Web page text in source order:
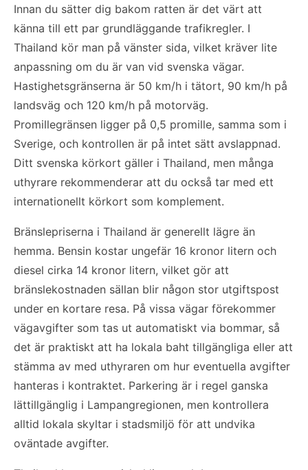
Innan du sätter dig bakom ratten är det värt att
känna till ett par grundläggande trafikregler. I
Thailand kör man på vänster sida, vilket kräver lite
anpassning om du är van vid svenska vägar.
Hastighetsgränserna är 50 km/h i tätort, 90 km/h på
landsväg och 120 km/h på motorväg.
Promillegränsen ligger på 0,5 promille, samma som i
Sverige, och kontrollen är på intet sätt avslappnad.
Ditt svenska körkort gäller i Thailand, men många
uthyrare rekommenderar att du också tar med ett
internationellt körkort som komplement.
Bränslepriserna i Thailand är generellt lägre än
hemma. Bensin kostar ungefär 16 kronor litern och
diesel cirka 14 kronor litern, vilket gör att
bränslekostnaden sällan blir någon stor utgiftspost
under en kortare resa. På vissa vägar förekommer
vägavgifter som tas ut automatiskt via bommar, så
det är praktiskt att ha lokala baht tillgängliga eller att
stämma av med uthyraren om hur eventuella avgifter
hanteras i kontraktet. Parkering är i regel ganska
lättillgänglig i Lampangregionen, men kontrollera
alltid lokala skyltar i stadsmiljö för att undvika
oväntade avgifter.